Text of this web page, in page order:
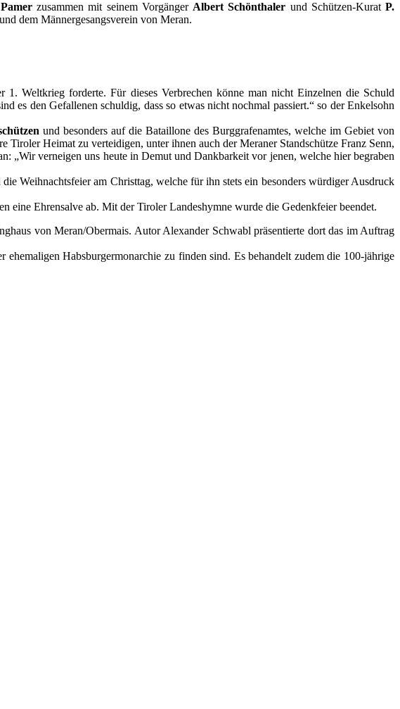
zusammen mit seinem Vorgänger Albert Schönthaler und Schützen-KuratP.
dem Männergesangsverein von Meran.
1. Weltkrieg forderte. Für dieses Verbrechen könne man nicht Einzelnen die Schuld
es den Gefallenen schuldig, dass so etwas nicht nochmal passiert.“ so der Enkelsohn
und besonders auf die Bataillone des Burggrafenamtes, welche im Gebiet von
Heimat zu verteidigen, unter ihnen auch der Meraner Standschütze Franz Senn,
„Wir verneigen uns heute in Demut und Dankbarkeit vor jenen, welche hier begraben
Weihnachtsfeier am Christtag, welche für ihn stets ein besonders würdiger Ausdruck
eine Ehrensalve ab. Mit der Tiroler Landeshymne wurde die Gedenkfeier beendet.
von Meran/Obermais. Autor Alexander Schwabl präsentierte dort das im Auftrag
Habsburgermonarchie zu finden sind. Es behandelt zudem die 100-jährige